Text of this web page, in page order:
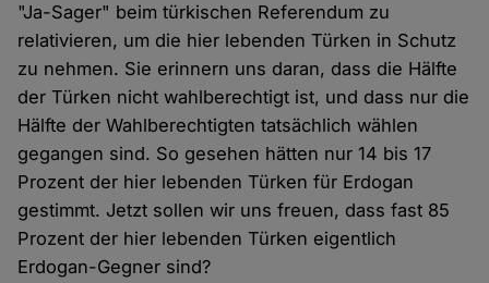
"Ja-Sager" beim türkischen Referendum zu
relativieren, um die hier lebenden Türken in Schutz
zu nehmen. Sie erinnern uns daran, dass die Hälfte
der Türken nicht wahlberechtigt ist, und dass nur die
Hälfte der Wahlberechtigten tatsächlich wählen
gegangen sind. So gesehen hätten nur 14 bis 17
Prozent der hier lebenden Türken für Erdogan
gestimmt. Jetzt sollen wir uns freuen, dass fast 85
Prozent der hier lebenden Türken eigentlich
Erdogan-Gegner sind?